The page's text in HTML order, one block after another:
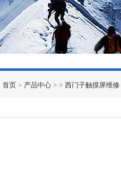
首页 > 产品中心 > > 西门子触摸屏维修